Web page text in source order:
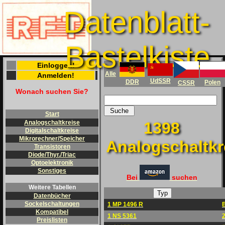
Datenblatt-
Bastelkiste
Einloggen!
Anmelden!
Wonach suchen Sie?
Start
Analogschaltkreise
Digitalschaltkreise
Mikrorechner/Speicher
Transistoren
Diode/Thyr./Triac
Optoelektronik
Sonstiges
Weitere Tabellen
Datenbücher
Sockelschaltungen
Kompatibel
Preislisten
Alle
DDR
UdSSR CSSR Polen
1398
Bei suchen
1 MP 1496 R
1 NS 5361